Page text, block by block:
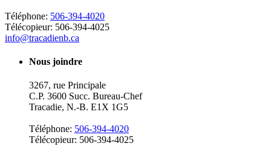
Téléphone: 506-394-4020
Télécopieur: 506-394-4025
info@tracadienb.ca
Nous joindre
3267, rue Principale
C.P. 3600 Succ. Bureau-Chef
Tracadie, N.-B. E1X 1G5
Téléphone: 506-394-4020
Télécopieur: 506-394-4025